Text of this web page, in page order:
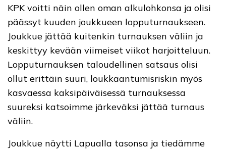
KPK voitti näin ollen oman alkulohkonsa ja olisi
päässyt kuuden joukkueen lopputurnaukseen.
Joukkue jättää kuitenkin turnauksen väliin ja
keskittyy kevään viimeiset viikot harjoitteluun.
Lopputurnauksen taloudellinen satsaus olisi
ollut erittäin suuri, loukkaantumisriskin myös
kasvaessa kaksipäiväisessä turnauksessa
suureksi katsoimme järkeväksi jättää turnaus
väliin.
Joukkue näytti Lapualla tasonsa ja tiedämme